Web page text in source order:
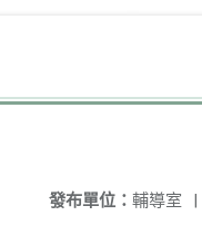
發布單位： 輔導室 |